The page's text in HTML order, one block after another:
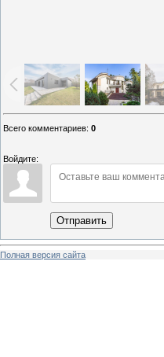
Всего комментариев: 0
Войдите:
Отправить
Полная версия сайта